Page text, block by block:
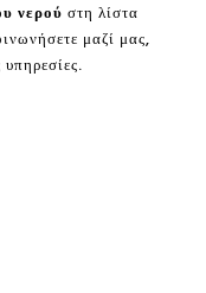
νερού στη λίστα
μαζί μας,